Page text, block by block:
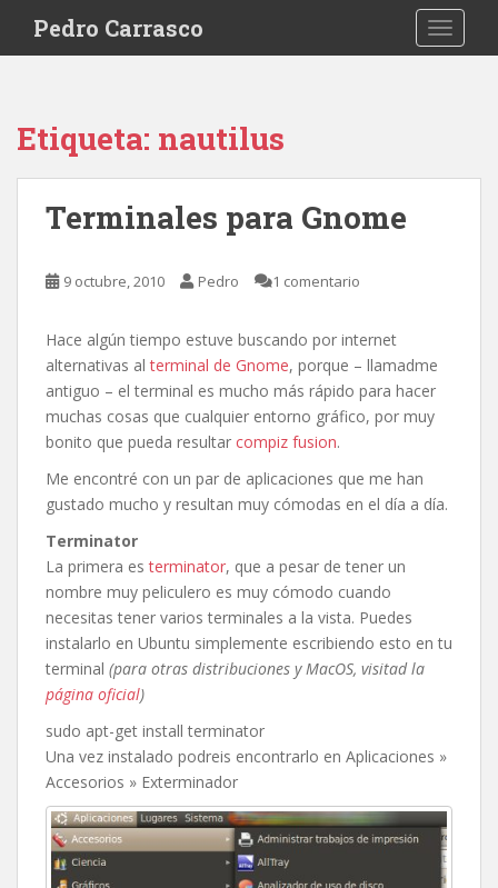
i
Pedro Carrasco
Etiqueta: nautilus
Terminales para Gnome
9 octubre, 2010 Pedro 1 comentario
Hace algún tiempo estuve buscando por internet
alternativas alterminal de Gnome, porque – llamadme
antiguo – el terminal es mucho más rápido para hacer
muchas cosas que cualquier entorno gráfico, por muy
bonito que pueda resultar compiz fusion.
Me encontré con un par de aplicaciones que me han
gustado mucho y resultan muy cómodas en el día a día.
Terminator
La primera esterminator, que a pesar de tener un
nombre muy peliculero es muy cómodo cuando
necesitas tener varios terminales a la vista. Puedes
instalarlo en Ubuntu simplemente escribiendo esto en tu
terminal (para otras distribuciones y MacOS, visitad la
página oficial)
sudo apt-get install terminator
Una vez instalado podreis encontrarlo en Aplicaciones »
Accesorios » Exterminador